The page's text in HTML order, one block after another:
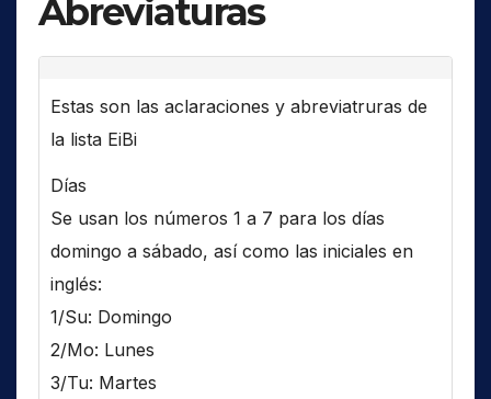
Abreviaturas
Estas son las aclaraciones y abreviatruras de
la lista EiBi
Días
Se usan los números 1 a 7 para los días
domingo a sábado, así como las iniciales en
inglés:
1/Su: Domingo
2/Mo: Lunes
3/Tu: Martes